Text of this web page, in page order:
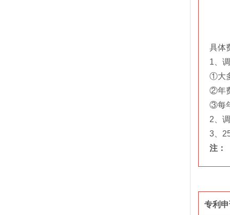
具体
1、
①大
②年
③每
2、
3、
注：
专利